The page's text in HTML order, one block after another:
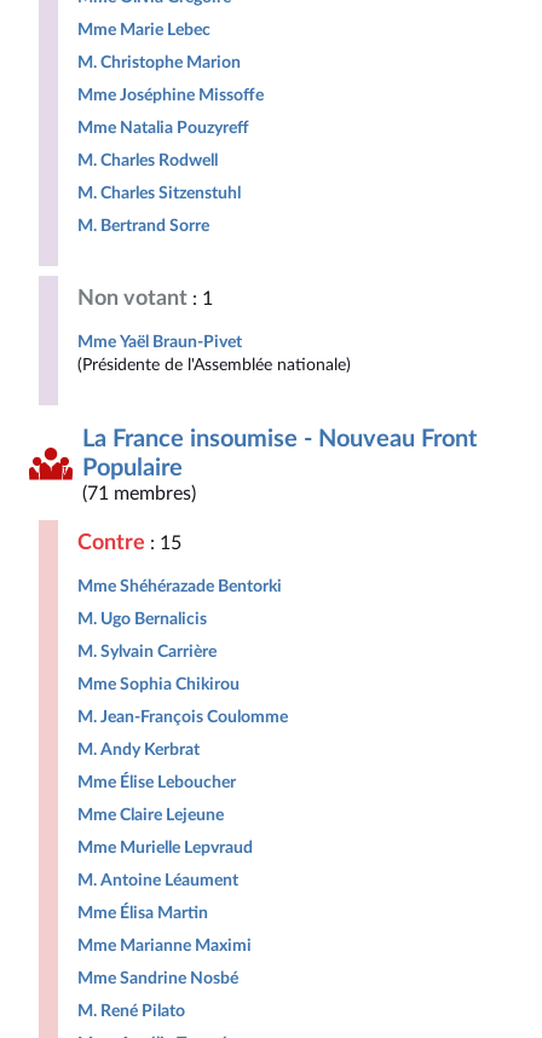
Mme Marie Lebec
M. Christophe Marion
Mme Joséphine Missoffe
Mme Natalia Pouzyreff
M. Charles Rodwell
M. Charles Sitzenstuhl
M. Bertrand Sorre
Non votant : 1
Mme Yaël Braun-Pivet
(Présidente de l'Assemblée nationale)
La France insoumise - Nouveau Front
Populaire
(71 membres)
Contre : 15
Mme Shéhérazade Bentorki
M. Ugo Bernalicis
M. Sylvain Carrière
Mme Sophia Chikirou
M. Jean-François Coulomme
M. Andy Kerbrat
Mme Élise Leboucher
Mme Claire Lejeune
Mme Murielle Lepvraud
M. Antoine Léaument
Mme Élisa Martin
Mme Marianne Maximi
Mme Sandrine Nosbé
M. René Pilato